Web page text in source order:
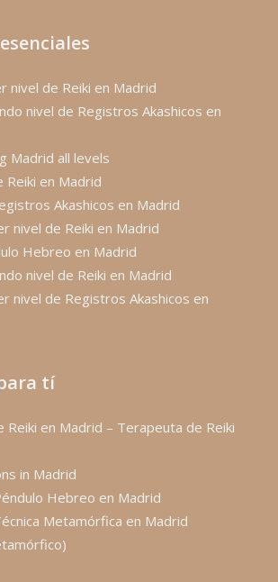
nivel de Reiki en Madrid
nivel de Registros Akashicos en
Madrid all levels
Reiki en Madrid
Akashicos en Madrid
nivel de Reiki en Madrid
Hebreo en Madrid
nivel de Reiki en Madrid
nivel de Registros Akashicos en
tí
Reiki en Madrid – Terapeuta de Reiki
in Madrid
Hebreo en Madrid
Metamórfica en Madrid